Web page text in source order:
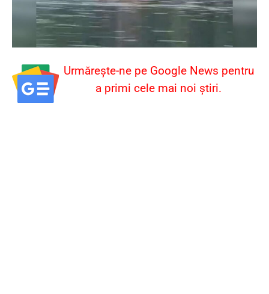
Urmărește-ne pe Google News pentru
a primi cele mai noi știri.